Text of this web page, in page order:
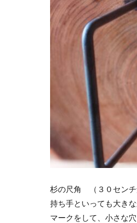
杉の尺角 （３０センチ
持ち手といっても大き
マークをして、小さな